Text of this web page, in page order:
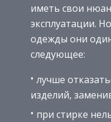
иметь свои
эксплуатации.
одежды они
следующее:
лучше
изделий,
при стирке